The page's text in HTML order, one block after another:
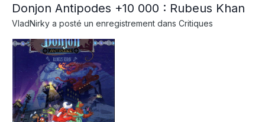
Donjon Antipodes +10 000 : Rubeus Khan
VladNirky a posté un enregistrement dans Critiques